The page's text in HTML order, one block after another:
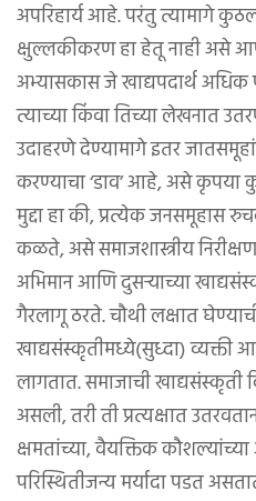
अपरिहार्य आहे. परंतु त्यामागे
क्षुल्लकीकरण हा हेतू नाही असे
अभ्यासकास जे खाद्यपदार्थ अधिक
त्याच्या किंवा तिच्या लेखनात
उदाहरणे देण्यामागे इतर
करण्याचा ‘डाव’ आहे, असे कृपया
मुद्दा हा की, प्रत्येक जनसमूहास
कळते, असे समाजशास्त्रीय
अभिमान आणि दुसऱ्याच्या
गैरलागू ठरते. चौथी लक्षात
खाद्यसंस्कृतीमध्ये(सुध्दा) व्यक्ती
लागतात. समाजाची
असली, तरी ती प्रत्यक्षात
क्षमतांच्या, वैयक्तिक
परिस्थितीजन्य मर्यादा पडत